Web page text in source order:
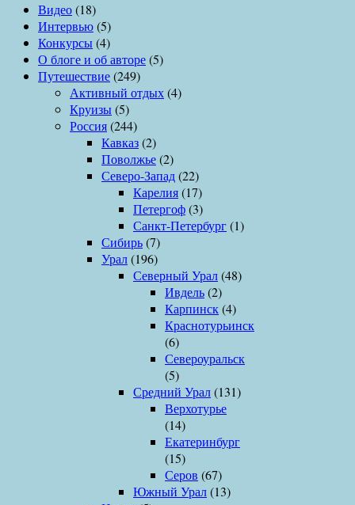
Видео(18)
Интервью(5)
Конкурсы(4)
О блоге и об авторе(5)
Путешествие(249)
Активный отдых(4)
Круизы(5)
Россия(244)
Кавказ(2)
Поволжье(2)
Северо-Запад(22)
Карелия(17)
Петергоф(3)
Санкт-Петербург(1)
Сибирь(7)
Урал(196)
Северный Урал(48)
Ивдель(2)
Карпинск(4)
Краснотурьинск
(6)
Североуральск
(5)
Средний Урал(131)
Верхотурье
(14)
Екатеринбург
(15)
Серов (67)
Южный Урал(13)